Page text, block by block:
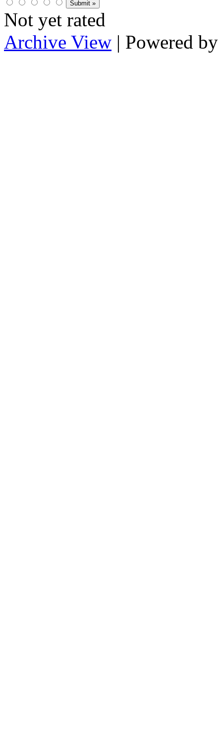
Not yet rated
Archive View | Powered